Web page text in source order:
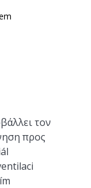
τον
προς